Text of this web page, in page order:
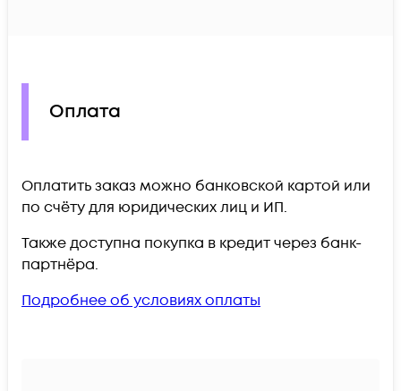
Оплата
Оплатить заказ можно банковской картой или
по счёту для юридических лиц и ИП.
Также доступна покупка в кредит через банк-
партнёра.
Подробнее об условиях оплаты